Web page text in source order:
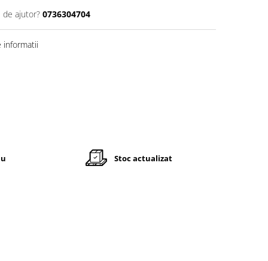
de ajutor? 0736304704
informatii
Stoc actualizat